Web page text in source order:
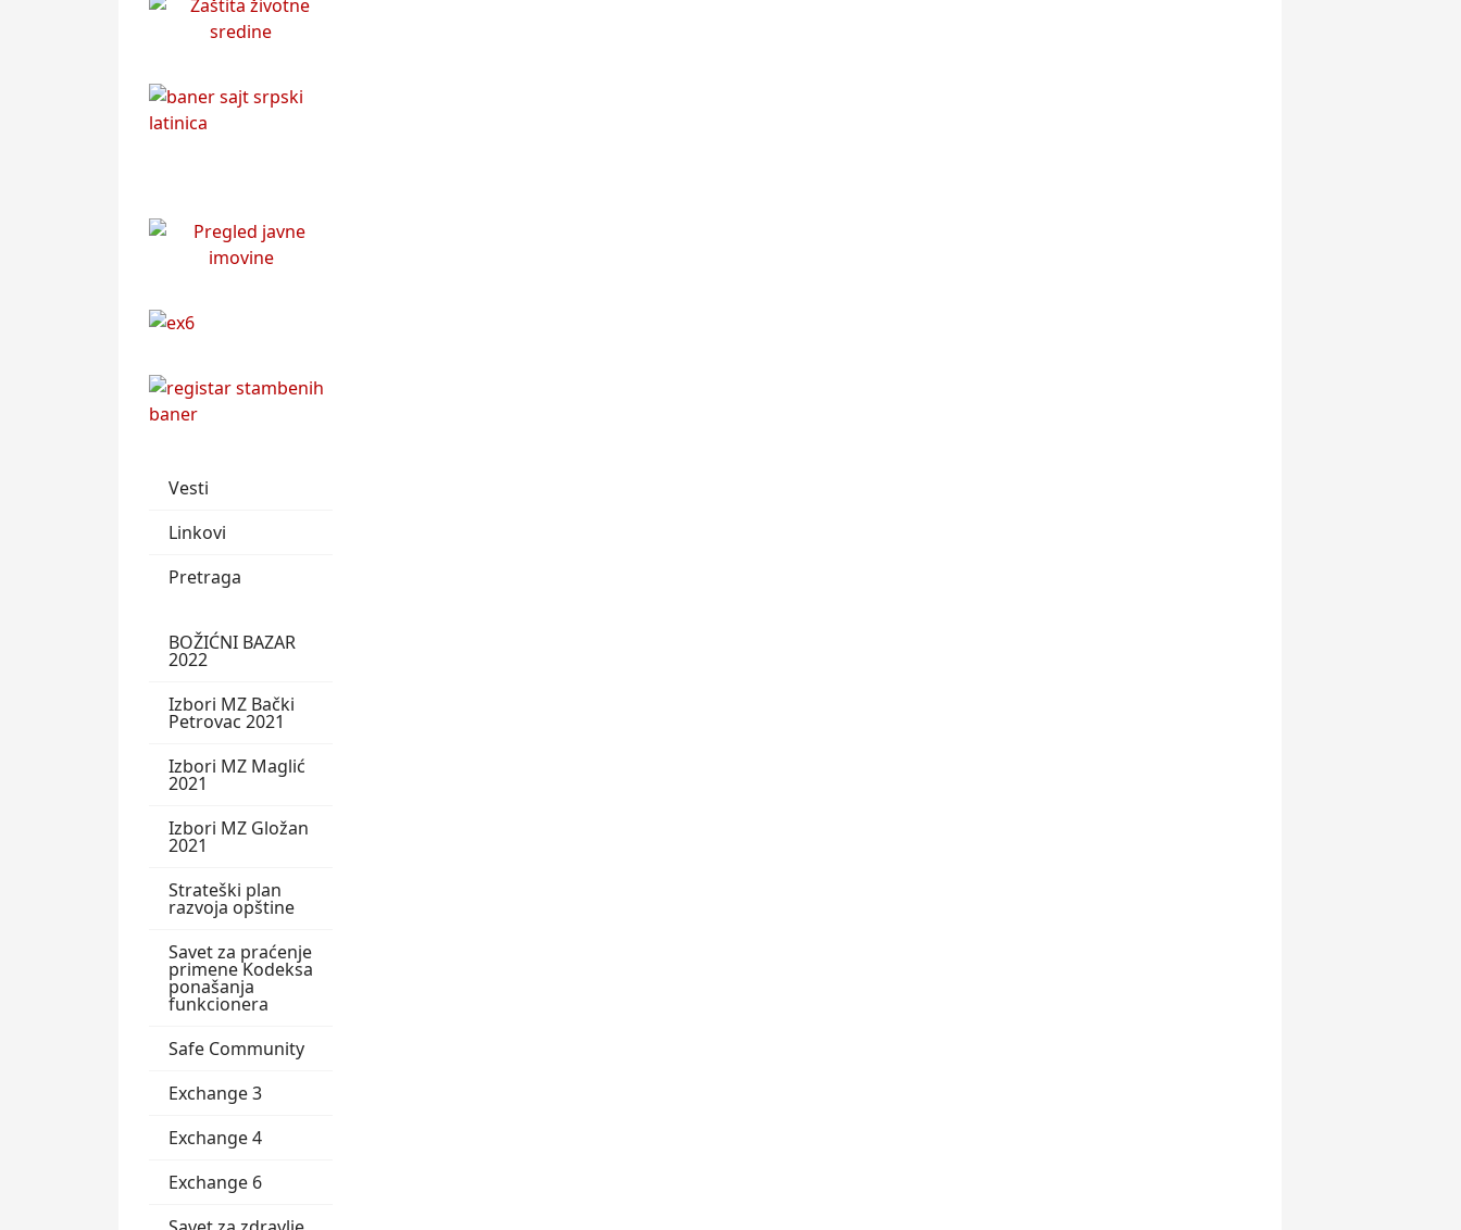
Vesti
Linkovi
Pretraga
BOŽIĆNI BAZAR
2022
Izbori MZ Bački
Petrovac 2021
Izbori MZ Maglić
2021
Izbori MZ Gložan
2021
Strateški plan
razvoja opštine
Savet za praćenje
primene Kodeksa
ponašanja
funkcionera
Safe Community
Exchange 3
Exchange 4
Exchange 6